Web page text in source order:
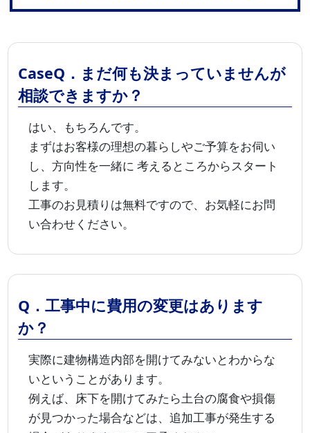
CaseQ．まだ何も決まっていませんが
相談できますか？
はい、もちろんです。
まずはお客様の理想の暮らしやご予算をお伺い
し、方向性を一緒に 考えるところからスタート
します。
工事のお見積りは無料ですので、お気軽にお問
い合わせください。
Q．工事中に費用の変更はあります
か？
実際に建物構造内部を開けてみないとわからな
いということがあります。
例えば、床下を開けてみたら土台の腐食や損傷
が見つかった場合などは、追加工事が発生する